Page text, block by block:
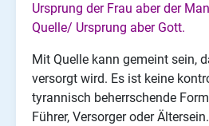
Ursprung der Frau aber der
Quelle/ Ursprung aber Gott.
Mit Quelle kann gemeint sein,
versorgt wird. Es ist keine
tyrannisch beherrschende
Führer, Versorger oder